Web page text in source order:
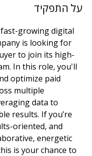
2
תחום
תפקידים נוספים
על התפקיד
fast-growing digital
is looking for
to join its high-
In this role, you'll
optimize paid
multiple
data to
results. If you’re
oriented, and
energetic
is your chance to